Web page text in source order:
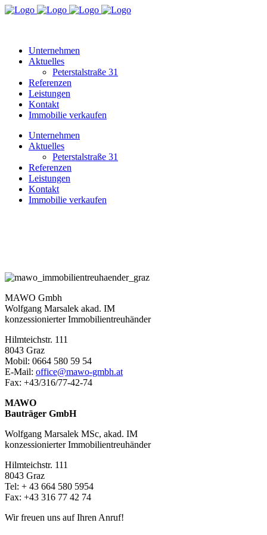
Unternehmen
Aktuelles
Peterstalstraße 31
Referenzen
Leistungen
Kontakt
Immobilie verkaufen
Unternehmen
Aktuelles
Peterstalstraße 31
Referenzen
Leistungen
Kontakt
Immobilie verkaufen
MAWO Gmbh
Wolfgang Marsalek akad. IM
konzessionierter Immobilientreuhänder
Hilmteichstr. 111
8043 Graz
Mobil: 0664 580 59 54
E-Mail: office@mawo-gmbh.at
Fax: +43/316/77-42-74
MAWO
Bauträger GmbH
Wolfgang Marsalek MSc, akad. IM
konzessionierter Immobilientreuhänder
Hilmteichstr. 111
8043 Graz
Tel: + 43 664 580 5954
Fax: +43 316 77 42 74
Wir freuen uns auf Ihren Anruf!